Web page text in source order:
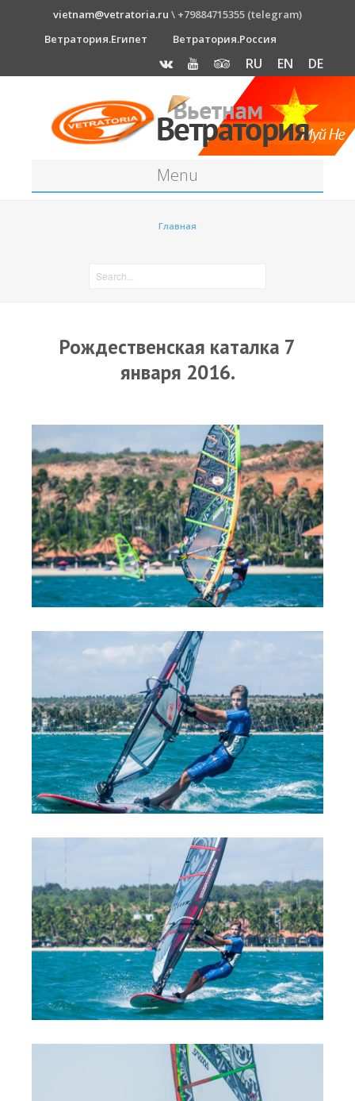
vietnam@vetratoria.ru \ +79884715355 (telegram)
Ветратория.Египет
Ветратория.Россия
RU EN DE
Menu
Новости
Медиа
Фото
Видео
Места катания
Наши станции
Ветратория.Дахаб
Ветратория Россия
Ветратория.Вьетнам
Цены
Обучение Виндсерфингу
Прокат виндсерфинга и винг фойла
Классический серфинг и SUP
Продажа оборудования
Обучение кайтсерфингу
Система скидок
Обучение Wing Foil
Главная
Рождественская каталка 7
января 2016.